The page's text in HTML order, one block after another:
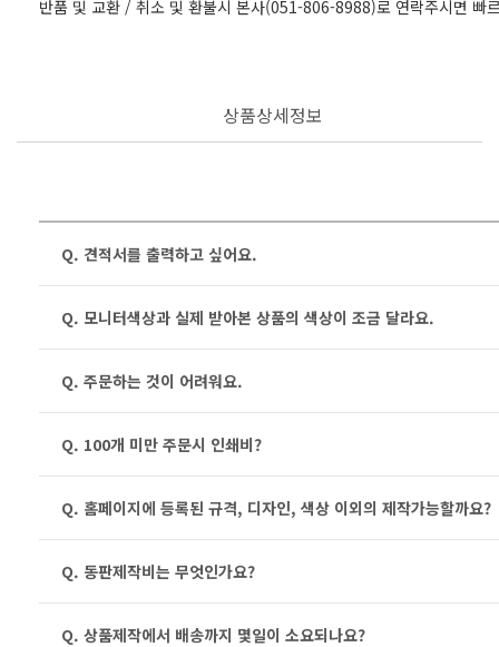
반품 및 교환 / 취소 및 환불시 본사(051-806-8988)로 연락주시면 빠
상품상세정보
Q. 견적서를 출력하고 싶어요.
Q. 모니터색상과 실제 받아본 상품의 색상이 조금 달라요.
Q. 주문하는 것이 어려워요.
Q. 100개 미만 주문시 인쇄비?
Q. 홈페이지에 등록된 규격, 디자인, 색상 이외의 제작가능할까요?
Q. 동판제작비는 무엇인가요?
Q. 상품제작에서 배송까지 몇일이 소요되나요?